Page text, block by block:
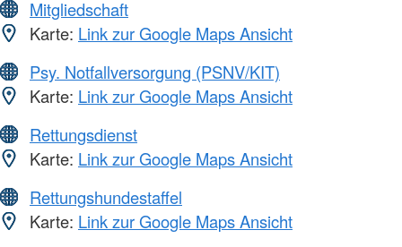
Mitgliedschaft
Karte: Link zur Google Maps Ansicht
Psy. Notfallversorgung (PSNV/KIT)
Karte: Link zur Google Maps Ansicht
Rettungsdienst
Karte: Link zur Google Maps Ansicht
Rettungshundestaffel
Karte: Link zur Google Maps Ansicht